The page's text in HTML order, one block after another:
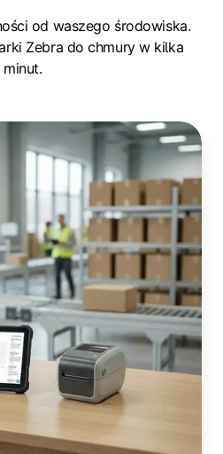
od waszego środowiska.
Zebra do chmury w kilka
minut.